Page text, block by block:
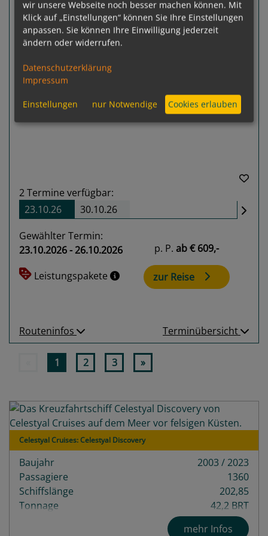
Next
2Termine verfügbar:
23.10.26
30.10.26
Gewählter Termin:
23.10.2026 - 26.10.2026
Leistungspakete
p. P. ab€ 609,-
zur Reise
Routeninfos Terminübersicht
1 2 3 »
Celestyal Cruises: Celestyal Discovery
Baujahr
2003 / 2023
Passagiere
1360
Schiffslänge
202,85
Tonnage
42,2 BRT
10
mehr Infos
wir unsere Webseite noch besser machen können. Mit
Klick auf „Einstellungen“ können Sie Ihre Einstellungen
anpassen. Sie können Ihre Einwilligung jederzeit
ändern oder widerrufen.
Datenschutzerklärung
Impressum
Einstellungen nur Notwendige Cookies erlauben